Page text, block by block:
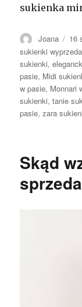
sukienka
Autor
Joana 16
sukienki
sukienki,
pasie, Midi
w pasie, Monnari
sukienki,tanie
pasie,zara
Skąd